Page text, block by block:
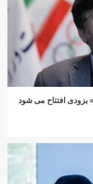
بزودی افتتاح می شود